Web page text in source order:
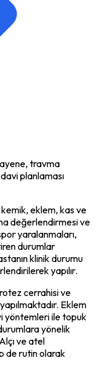
travma
planlaması
eklem, kas ve
değerlendirmesi ve
yaralanmaları,
durumlar
klinik durumu
yapılır.
cerrahisi ve
Eklem
yöntemleri ile topuk
yönelik
ve atel
de rutin olarak